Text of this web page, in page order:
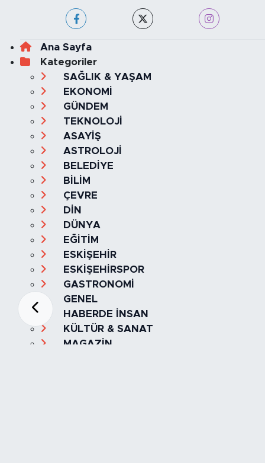
Ana Sayfa
Kategoriler
SAĞLIK & YAŞAM
EKONOMİ
GÜNDEM
TEKNOLOJİ
ASAYİŞ
ASTROLOJİ
BELEDİYE
BİLİM
ÇEVRE
DİN
DÜNYA
EĞİTİM
ESKİŞEHİR
ESKİŞEHİRSPOR
GASTRONOMİ
GENEL
HABERDE İNSAN
KÜLTÜR & SANAT
MAGAZİN